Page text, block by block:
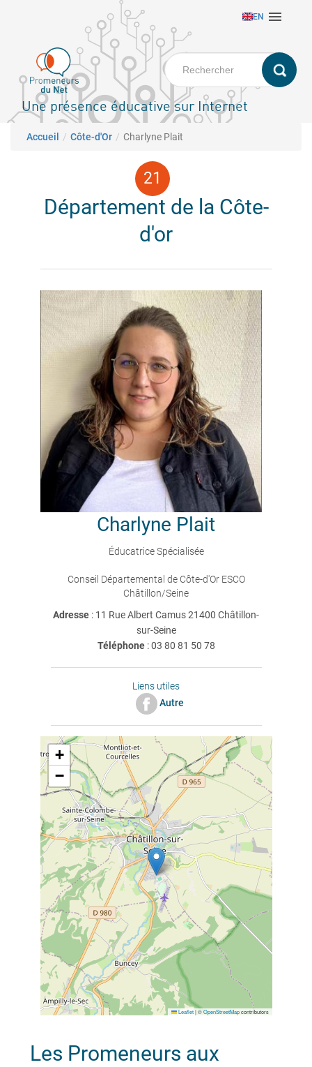
principal
EN 
Une présence éducative sur Internet
Fil d'Ariane
Accueil Côte-d'Or Charlyne Plait
Département de la Côte-
d'or
Charlyne Plait
Éducatrice Spécialisée
Conseil Départemental de Côte-d'Or ESCO
Châtillon/Seine
Adresse : 11 Rue Albert Camus 21400 Châtillon-
sur-Seine
Téléphone:03 80 81 50 78
Liens utiles
Autre
+
−
Leaflet |©OpenStreetMapcontributors
Les Promeneurs aux